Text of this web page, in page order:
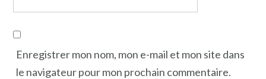
Enregistrer mon nom, mon e-mail et mon site dans
le navigateur pour mon prochain commentaire.